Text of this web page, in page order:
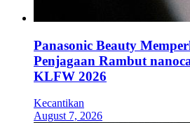
Panasonic Beauty
Penjagaan Rambut
KLFW 2026
Kecantikan
August 7, 2026